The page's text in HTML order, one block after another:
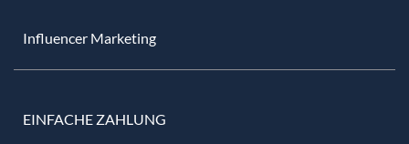
Influencer Marketing
EINFACHE ZAHLUNG